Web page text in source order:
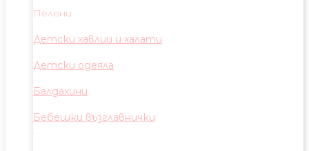
Пелени
Детски хавлии и халати
Детски одеяла
Балдахини
Бебешки възглавнички